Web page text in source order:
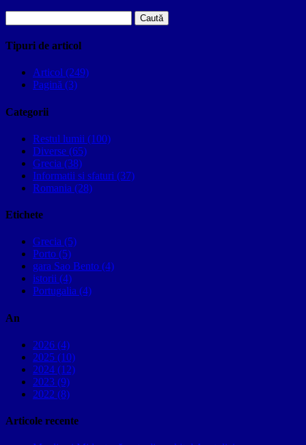
după:
Tipuri de articol
Articol (249)
Pagină (3)
Categorii
Restul lumii (100)
Diverse (65)
Grecia (38)
Informatii si sfaturi (37)
Romania (28)
Etichete
Grecia (5)
Porto (5)
gara Sao Bento (4)
istorii (4)
Portugalia (4)
An
2026 (4)
2025 (10)
2024 (12)
2023 (9)
2022 (8)
Articole recente